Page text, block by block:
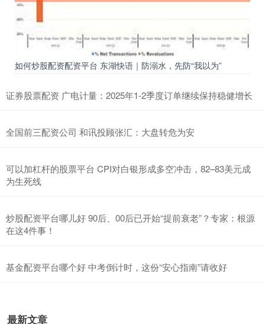
如何炒股配资配资平台 东湖快语｜防溺水，先防“我以为”
证券股票配资 广电计量：2025年1-2季度订单继续保持稳健增长
全国前三配资公司 和讯投顾张汇：大盘转危为安
可以加杠杆的股票平台 CPI对白银形成多空冲击，82–83美元成
为生死线
炒股配资平台哪儿好 90后、00后已开始“提前衰老”？专家：根源
在这4件事！
基金配资平台哪个好 中考倒计时，这份“安心指南”请收好
最新文章